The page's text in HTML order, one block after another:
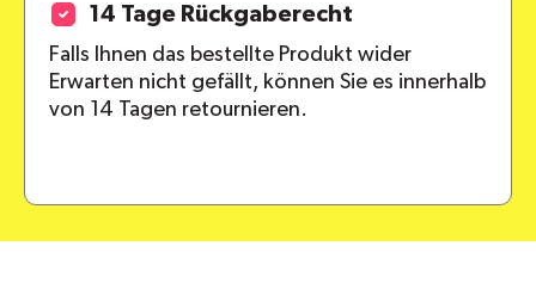
14 Tage Rückgaberecht
Falls Ihnen das bestellte Produkt wider
Erwarten nicht gefällt, können Sie es innerhalb
von 14 Tagen retournieren.